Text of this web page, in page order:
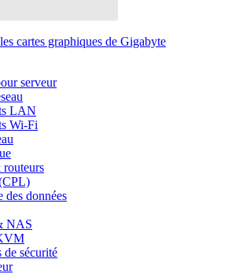
cartes graphiques de Gigabyte
serveur
LAN
Wi-Fi
des données
NAS
de sécurité